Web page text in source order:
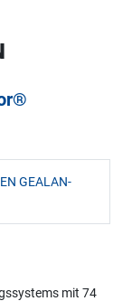
GEALAN-
mit 74